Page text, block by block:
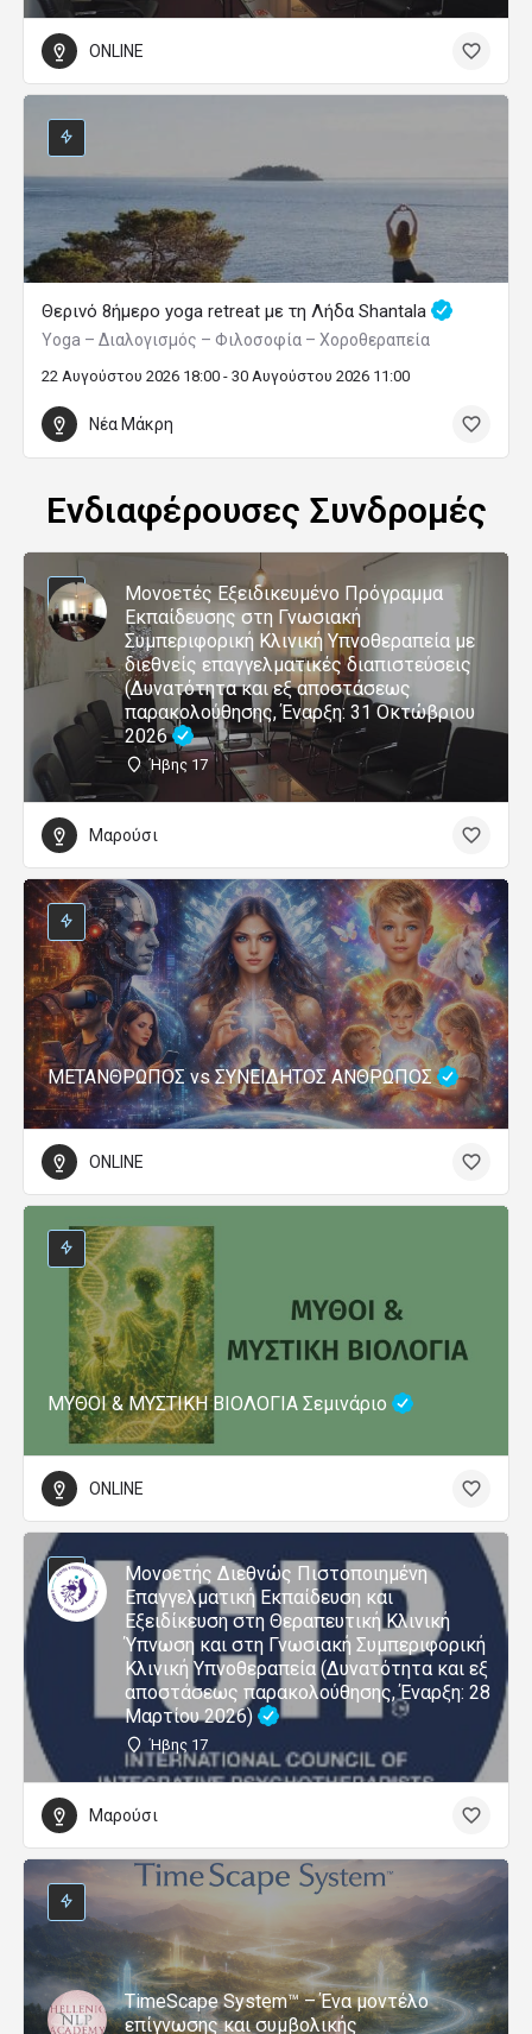
ONLINE
Θερινό 8ήμερο yoga retreat με τη Λήδα Shantala
Yoga – Διαλογισμός – Φιλοσοφία – Χοροθεραπεία
22 Αυγούστου 2026 18:00 - 30 Αυγούστου 2026 11:00
Νέα Μάκρη
Ενδιαφέρουσες Συνδρομές
Μονοετές Εξειδικευμένο Πρόγραμμα
Εκπαίδευσης στη Γνωσιακή
Συμπεριφορική Κλινική Υπνοθεραπεία με
διεθνείς επαγγελματικές διαπιστεύσεις
(Δυνατότητα και εξ αποστάσεως
παρακολούθησης, Έναρξη: 31 Οκτώβριου
2026
Ήβης 17
Μαρούσι
ΜΕΤΑΝΘΡΩΠΟΣ vs ΣΥΝΕΙΔΗΤΟΣ ΑΝΘΡΩΠΟΣ
ONLINE
ΜΥΘΟΙ & ΜΥΣΤΙΚΗ ΒΙΟΛΟΓΙΑ Σεμινάριο
ONLINE
Μονοετής Διεθνώς Πιστοποιημένη
Επαγγελματική Εκπαίδευση και
Εξειδίκευση στη Θεραπευτική Κλινική
Ύπνωση και στη Γνωσιακή Συμπεριφορική
Κλινική Υπνοθεραπεία (Δυνατότητα και εξ
αποστάσεως παρακολούθησης, Έναρξη: 28
Μαρτίου 2026)
Ήβης 17
Μαρούσι
TimeScape System™ – Ένα μοντέλο
επίγνωσης και συμβολικής